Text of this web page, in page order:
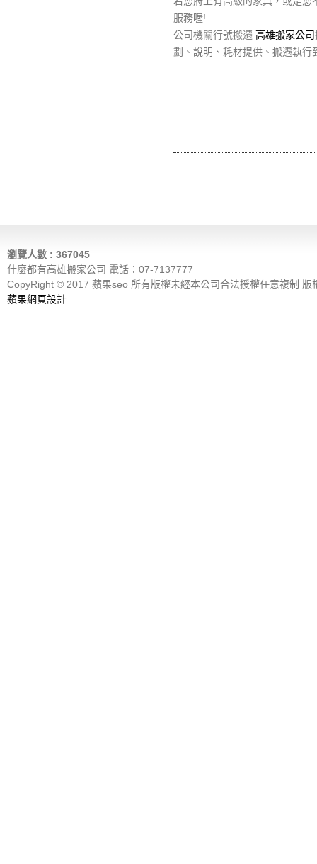
服務喔!
公司機關行號搬遷 高雄搬家公司
劃、說明、耗材提供、搬遷執
瀏覽人數 : 367045
什麼都有高雄搬家公司 電話：07-7137777
CopyRight © 2017 蘋果seo 所有版權未經本公司合法授權任意複制 版
蘋果網頁設計